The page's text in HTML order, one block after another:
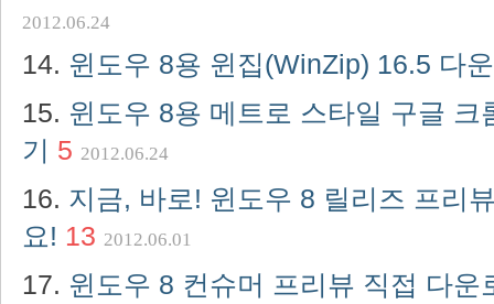
2012.06.24
윈도우 8용 윈집(WinZip) 16.5 다
윈도우 8용 메트로 스타일 구글 크
기 5 2012.06.24
지금, 바로! 윈도우 8 릴리즈 프리
요! 13 2012.06.01
윈도우 8 컨슈머 프리뷰 직접 다운